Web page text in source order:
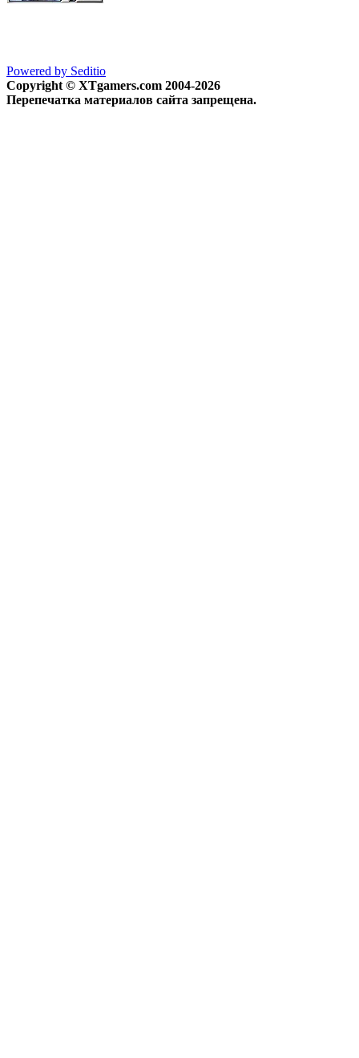
Powered by Seditio
Copyright © XTgamers.com 2004-2026
Перепечатка материалов сайта запрещена.